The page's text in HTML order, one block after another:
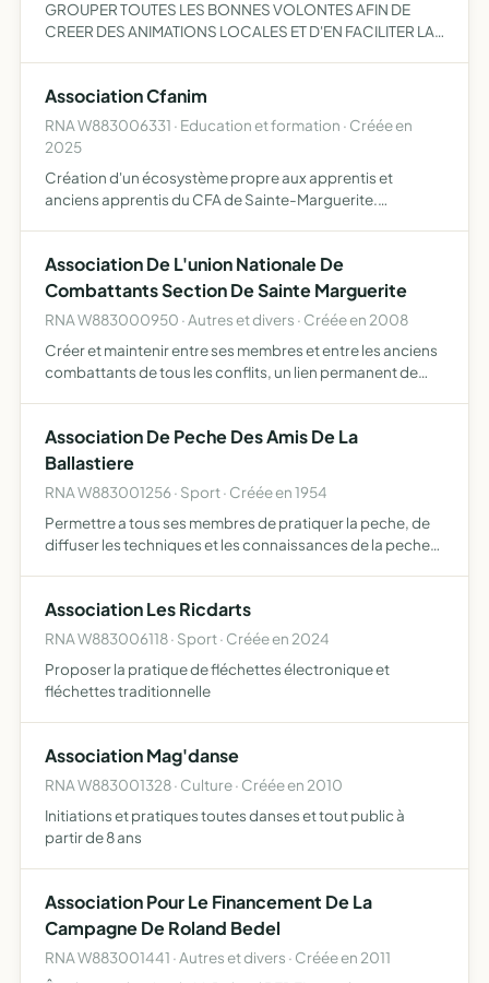
GROUPER TOUTES LES BONNES VOLONTES AFIN DE
CREER DES ANIMATIONS LOCALES ET D'EN FACILITER LA
Association Cfanim
RNA W883006331 · Education et formation · Créée en
2025
Création d'un écosystème propre aux apprentis et
anciens apprentis du CFA de Sainte-Marguerite.
développement des pro…
Association De L'union Nationale De
Combattants Section De Sainte Marguerite
RNA W883000950 · Autres et divers · Créée en 2008
Créer et maintenir entre ses membres et entre les anciens
combattants de tous les conflits, un lien permanent de
Association De Peche Des Amis De La
Ballastiere
RNA W883001256 · Sport · Créée en 1954
Permettre a tous ses membres de pratiquer la peche, de
diffuser les techniques et les connaissances de la peche
Association Les Ricdarts
RNA W883006118 · Sport · Créée en 2024
Proposer la pratique de fléchettes électronique et
fléchettes traditionnelle
Association Mag'danse
RNA W883001328 · Culture · Créée en 2010
Initiations et pratiques toutes danses et tout public à
partir de 8 ans
Association Pour Le Financement De La
Campagne De Roland Bedel
RNA W883001441 · Autres et divers · Créée en 2011